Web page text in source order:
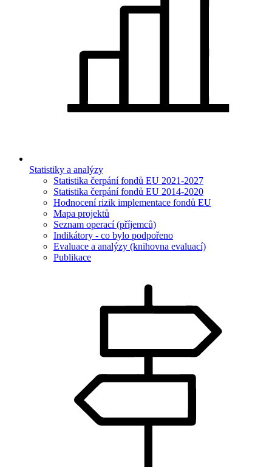
Statistiky a analýzy
Statistika čerpání fondů EU 2021-2027
Statistika čerpání fondů EU 2014-2020
Hodnocení rizik implementace fondů EU
Mapa projektů
Seznam operací (příjemců)
Indikátory - co bylo podpořeno
Evaluace a analýzy (knihovna evaluací)
Publikace